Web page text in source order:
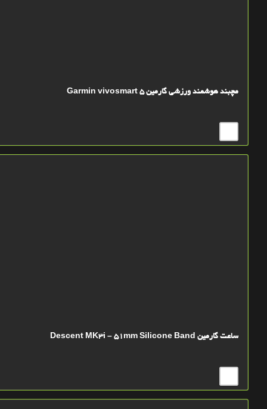
مچبند هوشمند ورزشی گارمین Garmin vivosmart 5
ساعت گارمین Descent MK3i – 51mm Silicone Band